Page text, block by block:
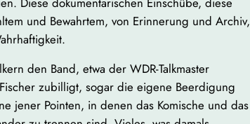
und Bewahrtem, von Erinnerung und Archiv,
den Band, etwa der WDR-Talkmaster
zubilligt, sogar die eigene Beerdigung
jener Pointen, in denen das Komische und das